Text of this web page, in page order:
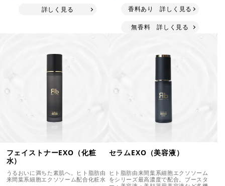
詳しく見る
香料あり 詳しく見る
無香料 詳しく見る
フェイストナーEXO（化粧
水）
うるおいに満ちた素肌へ。ヒト脂肪由
来間葉系細胞エクソソーム配合化粧水
セラムEXO（美容液）
ヒト脂肪由来間葉系細胞エクソソーム
をシリーズ最高濃度で配合。ブースタ